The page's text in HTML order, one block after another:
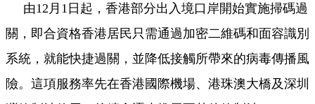
由12月1日起，香港部分出入境口岸開始實施掃碼過
關，即合資格香港居民只需通過加密二維碼和面容識別
系統，就能快捷過關，並降低接觸所帶來的病毒傳播風
險。這項服務率先在香港國際機場、港珠澳大橋及深圳